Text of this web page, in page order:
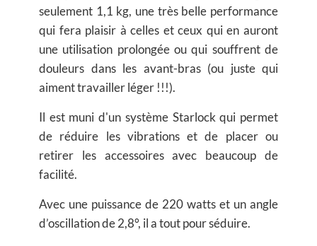
seulement 1,1 kg, une très belle performance
qui fera plaisir à celles et ceux qui en auront
une utilisation prolongée ou qui souffrent de
douleurs dans les avant-bras (ou juste qui
aiment travailler léger !!!).
Il est muni d'un système Starlock qui permet
de réduire les vibrations et de placer ou
retirer les accessoires avec beaucoup de
facilité.
Avec une puissance de 220 watts et un angle
d’oscillation de 2,8°, il a tout pour séduire.